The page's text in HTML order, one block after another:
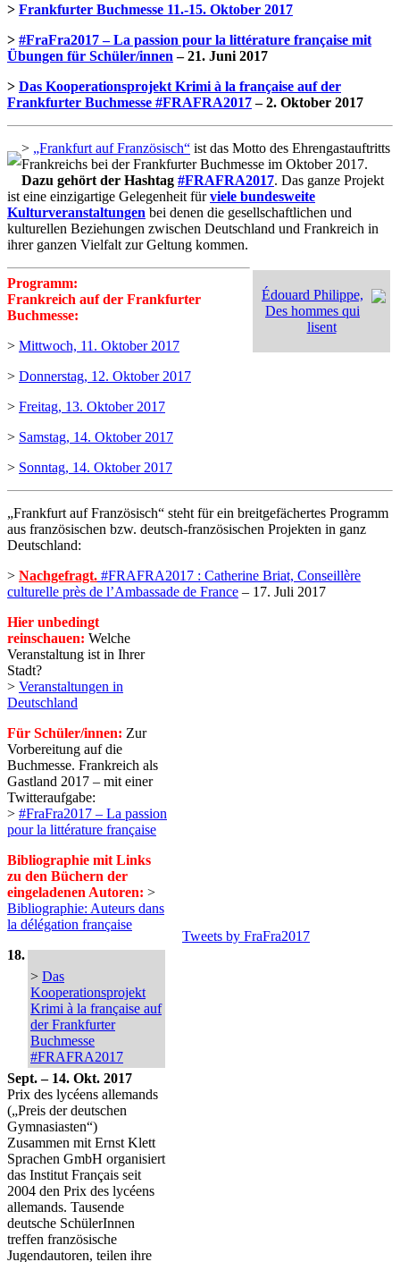
> Frankfurter Buchmesse 11.-15. Oktober 2017
> #FraFra2017 – La passion pour la littérature française mit
Übungen für Schüler/innen – 21. Juni 2017
> Das Kooperationsprojekt Krimi à la française auf der
Frankfurter Buchmesse #FRAFRA2017– 2. Oktober 2017
> „Frankfurt auf Französisch“ ist das Motto des Ehrengastauftritts
Frankreichs bei der Frankfurter Buchmesse im Oktober 2017.
Dazu gehört der Hashtag #FRAFRA2017. Das ganze Projekt
ist eine einzigartige Gelegenheit fürviele bundesweite
Kulturveranstaltungen bei denen die gesellschaftlichen und
kulturellen Beziehungen zwischen Deutschland und Frankreich in
ihrer ganzen Vielfalt zur Geltung kommen.
Édouard Philippe,
Des hommes qui
lisent
Programm:
Frankreich auf der Frankfurter
Buchmesse:
> Mittwoch, 11. Oktober 2017
> Donnerstag, 12. Oktober 2017
> Freitag, 13. Oktober 2017
> Samstag, 14. Oktober 2017
> Sonntag, 14. Oktober 2017
„Frankfurt auf Französisch“ steht für ein breitgefächertes Programm
aus französischen bzw. deutsch-französischen Projekten in ganz
Deutschland:
> Nachgefragt. #FRAFRA2017 : Catherine Briat, Conseillère
culturelle près de l’Ambassade de France – 17. Juli 2017
Tweets by FraFra2017
Hier unbedingt
reinschauen: Welche
Veranstaltung ist in Ihrer
Stadt?
> Veranstaltungen in
Deutschland
Für Schüler/innen: Zur
Vorbereitung auf die
Buchmesse. Frankreich als
Gastland 2017 – mit einer
Twitteraufgabe:
> #FraFra2017 – La passion
pour la littérature française
Bibliographie mit Links
zu den Büchern der
eingeladenen Autoren: >
Bibliographie: Auteurs dans
la délégation française
> Das
Kooperationsprojekt
Krimi à la française auf
der Frankfurter
Buchmesse
#FRAFRA2017
18.
Sept. – 14. Okt. 2017
Prix des lycéens allemands
(„Preis der deutschen
Gymnasiasten“)
Zusammen mit Ernst Klett
Sprachen GmbH organisiert
das Institut Français seit
2004 den Prix des lycéens
allemands. Tausende
deutsche SchülerInnen
treffen französische
Jugendautoren, teilen ihre